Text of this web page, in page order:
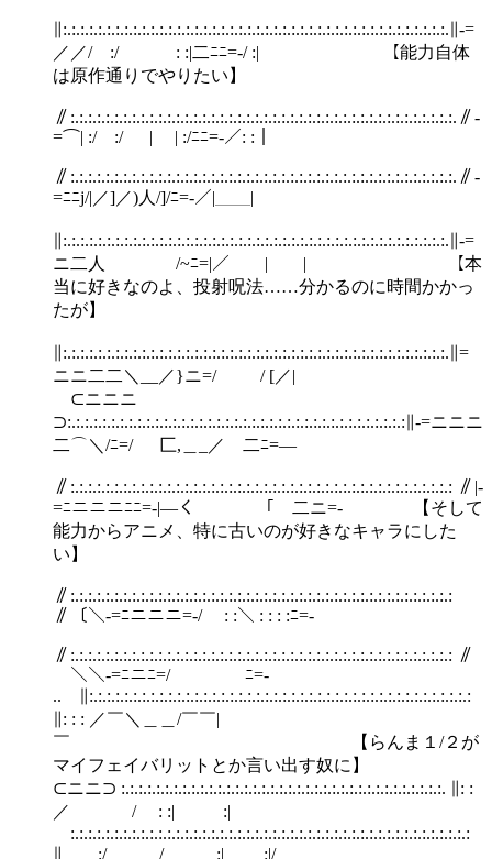
∥:.:.:.:.:.:.:.:.:.:.:.:.:.:.:.:.:.:.:.:.:.:.:.:.:.:.:.:.:.:.:.:.:.:.:.:.:.:.:.:.:.:.:.:.∥‐=
／／/ :/ : :|二ﾆﾆ=‐/ :| 【能力自体
は原作通りでやりたい】
∥:.:.:.:.:.:.:.:.:.:.:.:.:.:.:.:.:.:.:.:.:.:.:.:.:.:.:.:.:.:.:.:.:.:.:.:.:.:.:.:.:.:.:.:.∥‐
=⌒| :/ :/ | | :/ﾆﾆ=‐／: :｜
∥:.:.:.:.:.:.:.:.:.:.:.:.:.:.:.:.:.:.:.:.:.:.:.:.:.:.:.:.:.:.:.:.:.:.:.:.:.:.:.:.:.:.:.:.∥‐
=ﾆﾆj/|／]／)人/]/ﾆ=‐／|＿＿|
∥:.:.:.:.:.:.:.:.:.:.:.:.:.:.:.:.:.:.:.:.:.:.:.:.:.:.:.:.:.:.:.:.:.:.:.:.:.:.:.:.:.:.:.:.∥‐=
ニ二人 /~ﾆ=|／ | | 【本
当に好きなのよ、投射呪法……分かるのに時間かかっ
たが】
∥:.:.:.:.:.:.:.:.:.:.:.:.:.:.:.:.:.:.:.:.:.:.:.:.:.:.:.:.:.:.:.:.:.:.:.:.:.:.:.:.:.:.:.:.∥=
ニニ二二＼__／}ニ=/ / [／|
⊂ニニニ
⊃:.:.:.:.:.:.:.:.:.:.:.:.:.:.:.:.:.:.:.:.:.:.:.:.:.:.:.:.:.:.:.:.:.:.:.:.:.:.:∥‐=ニニニ
二⌒＼/ﾆ=/ 匚,＿_／ 二ﾆ=―
∥:.:.:.:.:.:.:.:.:.:.:.:.:.:.:.:.:.:.:.:.:.:.:.:.:.:.:.:.:.:.:.:.:.:.:.:.:.:.:.:.:.:.:.: ∥|‐
=ﾆニニニﾆﾆ=‐|―く￣￣￣￣｢￣二ニ=‐ 【そして
能力からアニメ、特に古いのが好きなキャラにした
い】
∥:.:.:.:.:.:.:.:.:.:.:.:.:.:.:.:.:.:.:.:.:.:.:.:.:.:.:.:.:.:.:.:.:.:.:.:.:.:.:.:.:.:.:.:
∥〔＼‐=ﾆニニニ=‐/ : :＼ : : : :ﾆ=‐￣
∥:.:.:.:.:.:.:.:.:.:.:.:.:.:.:.:.:.:.:.:.:.:.:.:.:.:.:.:.:.:.:.:.:.:.:.:.:.:.:.:.:.:.:.: ∥
￣＼＼‐=ﾆニﾆ=/ ﾆ=‐￣
.. ∥:.:.:.:.:.:.:.:.:.:.:.:.:.:.:.:.:.:.:.:.:.:.:.:.:.:.:.:.:.:.:.:.:.:.:.:.:.:.:.:.:.:.:.:
∥: : : ／￣＼＿＿/￣￣|
￣ 【らんま１/２が
マイフェイバリットとか言い出す奴に】
⊂ニニ⊃ :.:.:.:.:.:.:.:.:.:.:.:.:.:.:.:.:.:.:.:.:.:.:.:.:.:.:.:.:.:.:.:.:.:.:.:.:. ∥: :
／ / : :| :|
:.:.:.:.:.:.:.:.:.:.:.:.:.:.:.:.:.:.:.:.:.:.:.:.:.:.:.:.:.:.:.:.:.:.:.:.:.:.:.:.:.:.:.:.:.:
∥ :/ / :| :|/